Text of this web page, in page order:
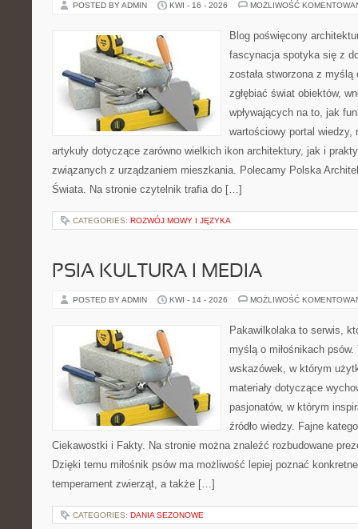
POSTED BY ADMIN KWI - 16 - 2026 MOŻLIWOŚĆ
Blog poświęcony
fascynacja spotyka się z
została stworzona z
zgłębiać świat obiektów,
wpływających na to, jak
wartościowy portal
artykuły dotyczące zarówno wielkich ikon architektury, jak i
związanych z urządzaniem mieszkania. Polecamy Polska
Świata. Na stronie czytelnik trafia do […]
CATEGORIES: ROZWÓJ MOWY I JĘZYKA
PSIA KULTURA I MEDIA
POSTED BY ADMIN KWI - 14 - 2026 MOŻLIWOŚĆ
Pakawilkolaka to serwis,
myślą o miłośnikach
wskazówek, w którym
materiały dotyczące
pasjonatów, w którym
źródło wiedzy. Fajne
Ciekawostki i Fakty. Na stronie można znaleźć rozbudowane
Dzięki temu miłośnik psów ma możliwość lepiej poznać
temperament zwierząt, a także […]
CATEGORIES: DANIA SEZONOWE